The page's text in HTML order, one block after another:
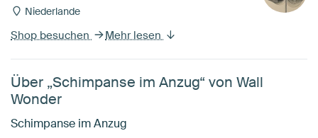
Niederlande
Shop besuchen Mehr lesen
Über „Schimpanse im Anzug“ von Wall
Wonder
Schimpanse im Anzug